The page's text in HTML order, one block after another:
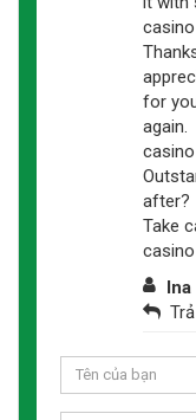
for
again.
after?
Take
Ina